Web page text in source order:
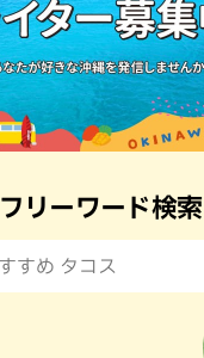
フリーワード検索